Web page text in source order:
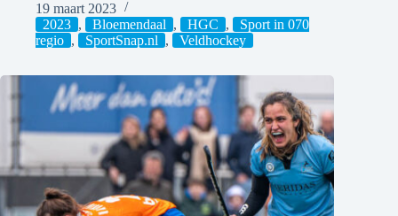
19 maart 2023
2023 , Bloemendaal , HGC ,
Sport in 070
regio , SportSnap.nl , Veldhockey